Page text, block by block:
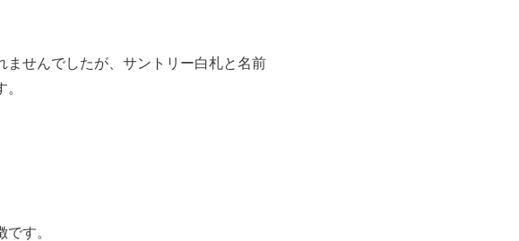
せんでしたが、サントリー白札と名前
す。